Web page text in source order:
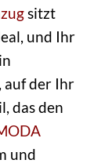
sitzt
und Ihr
auf der Ihr
das den
und